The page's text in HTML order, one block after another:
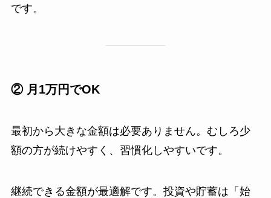
です。
② 月1万円でOK
最初から大きな金額は必要ありません。むしろ少
額の方が続けやすく、習慣化しやすいです。
継続できる金額が最適解です。投資や貯蓄は「始